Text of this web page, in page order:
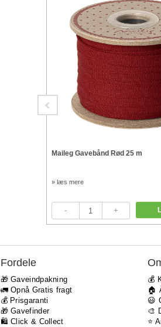
Maileg Gavebånd Rød 25 m
» læs mere
Fordele
🎁 Gaveindpakning
🚛 Opnå Gratis fragt
💰 Prisgaranti
🎁 Gavefinder
🛍 Click & Collect
💰
🏠
😃
🎨
⭐️